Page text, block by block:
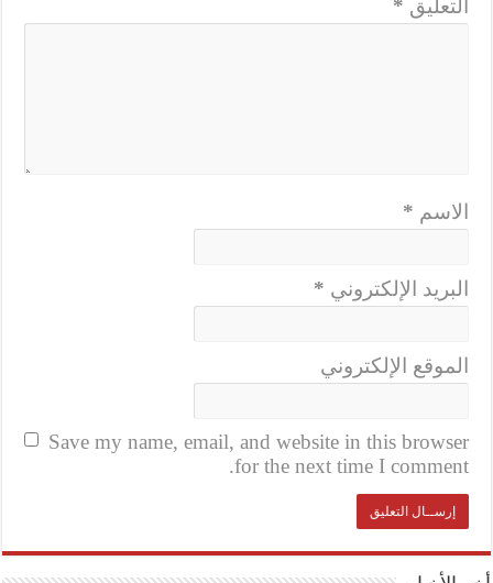
التعليق *
الاسم *
البريد الإلكتروني *
الموقع الإلكتروني
Save my name, email, and website in this browser
for the next time I comment.